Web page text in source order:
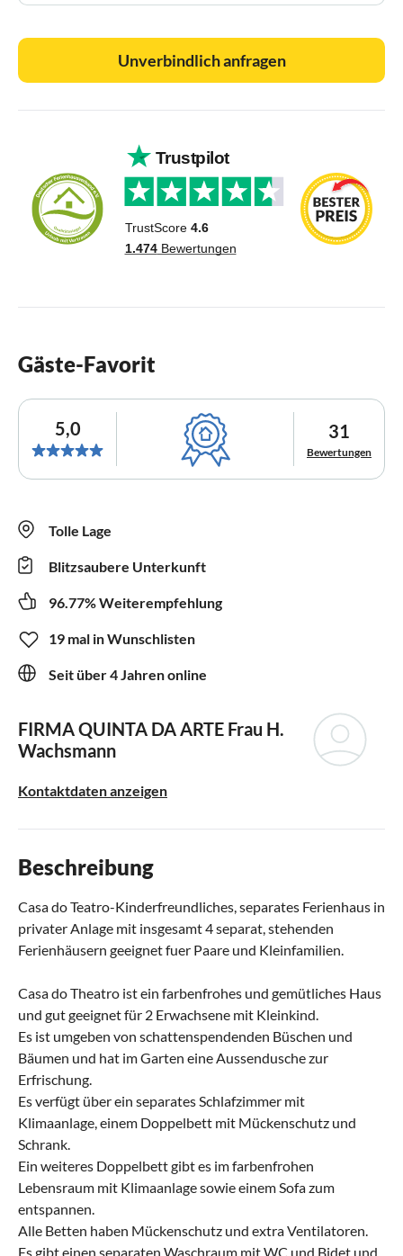
Unverbindlich anfragen
Gäste-Favorit
5,0 31
Bewertungen
Tolle Lage
Blitzsaubere Unterkunft
96.77% Weiterempfehlung
19 mal in Wunschlisten
Seit über 4 Jahren online
FIRMA QUINTA DA ARTE Frau H.
Wachsmann
Kontaktdaten anzeigen
Beschreibung
Casa do Teatro-Kinderfreundliches, separates Ferienhaus in
privater Anlage mit insgesamt 4 separat, stehenden
Ferienhäusern geeignet fuer Paare und Kleinfamilien.
Casa do Theatro ist ein farbenfrohes und gemütliches Haus
und gut geeignet für 2 Erwachsene mit Kleinkind.
Es ist umgeben von schattenspendenden Büschen und
Bäumen und hat im Garten eine Aussendusche zur
Erfrischung.
Es verfügt über ein separates Schlafzimmer mit
Klimaanlage, einem Doppelbett mit Mückenschutz und
Schrank.
Ein weiteres Doppelbett gibt es im farbenfrohen
Lebensraum mit Klimaanlage sowie einem Sofa zum
entspannen.
Alle Betten haben Mückenschutz und extra Ventilatoren.
Es gibt einen separaten Waschraum mit WC und Bidet und